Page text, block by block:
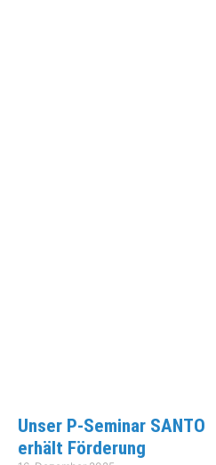
Unser P-Seminar SANTO
erhält Förderung